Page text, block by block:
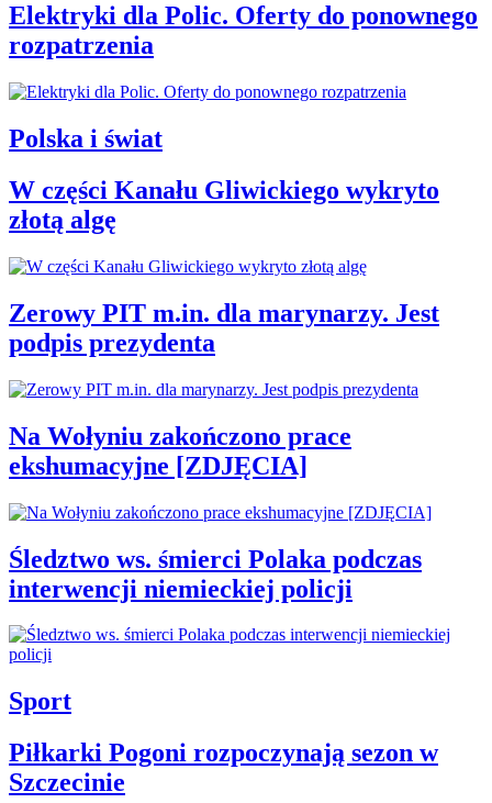
Elektryki dla Polic. Oferty do ponownego
rozpatrzenia
Polska i świat
W części Kanału Gliwickiego wykryto
złotą algę
Zerowy PIT m.in. dla marynarzy. Jest
podpis prezydenta
Na Wołyniu zakończono prace
ekshumacyjne [ZDJĘCIA]
Śledztwo ws. śmierci Polaka podczas
interwencji niemieckiej policji
Sport
Piłkarki Pogoni rozpoczynają sezon w
Szczecinie